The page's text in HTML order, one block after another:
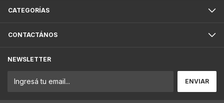
CATEGORÍAS
CONTACTÁNOS
NEWSLETTER